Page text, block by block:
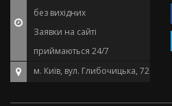
без вихідних
Заявки на сайті
приймаються 24/7
м. Київ, вул. Глибочицька, 72